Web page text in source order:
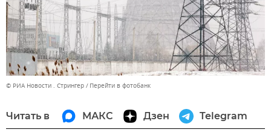
© РИА Новости . Стрингер Перейти в фотобанк
Читать в МАКС Дзен Telegram